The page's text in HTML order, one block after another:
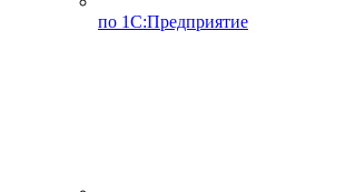
по 1С:Предприятие